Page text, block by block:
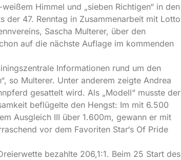
Himmel und „sieben Richtigen“ in den
der 47. Renntag in Zusammenarbeit mit Lotto
Sascha Multerer, über den
auf die nächste Auflage im kommenden
Informationen rund um den
so Multerer. Unter anderem zeigte Andrea
gesattelt wird. Als „Modell“ musste der
beflügelte den Hengst: Im mit 6.500
Ausgleich III über 1.600m, gewann er mit
vor dem Favoriten Star‘s Of Pride
bezahlte 206,1:1. Beim 25 Start des